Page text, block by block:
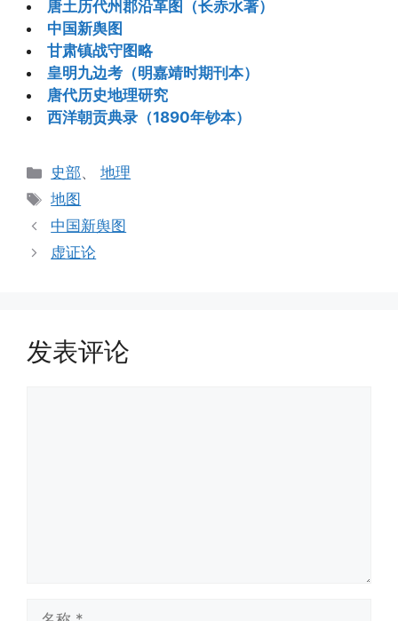
唐土历代州郡沿革图（长赤水著）
中国新舆图
甘肃镇战守图略
皇明九边考（明嘉靖时期刊本）
唐代历史地理研究
西洋朝贡典录（1890年钞本）
分
类
史部、地理
标
签
地图
中国新舆图
虚证论
发表评论